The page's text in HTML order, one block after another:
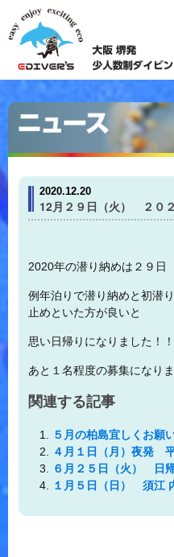
2020.12.20
12月２９日（火） ２０
2020年の潜り納めは２９日
例年泊りで潜り納めと初潜
止めといた方が良いと
思い日帰りになりました！！
あと１名程度の募集になりま
関連する記事
５月の柏島宜しくお願
４月１日（月）夜発
６月２５日（火） 日
１月５日（日） 須江